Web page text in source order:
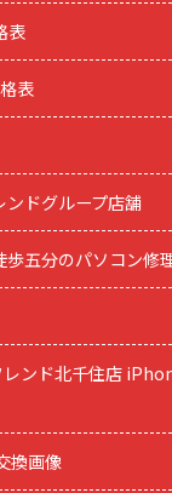
表
表
ンドグループ店舗
歩五分のパソコン修
レンド北千住店
換画像